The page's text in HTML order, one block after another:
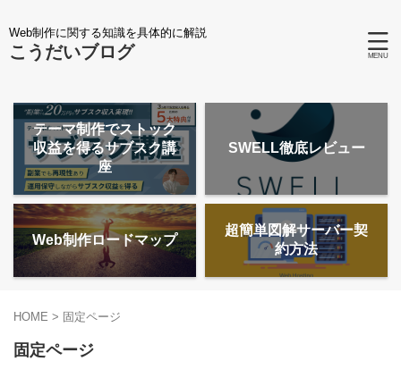
Web制作に関する知識を具体的に解説
こうだいブログ
テーマ制作でストック
収益を得るサブスク講
座
SWELL徹底レビュー
Web制作ロードマップ
超簡単図解サーバー契
約方法
HOME > 固定ページ
固定ページ